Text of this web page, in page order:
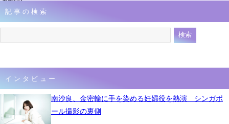
5月31日 12時02分
記事の検索
インタビュー
南沙良、金密輸に手を染める妊婦役を熱演 シンガポ
ール撮影の裏側